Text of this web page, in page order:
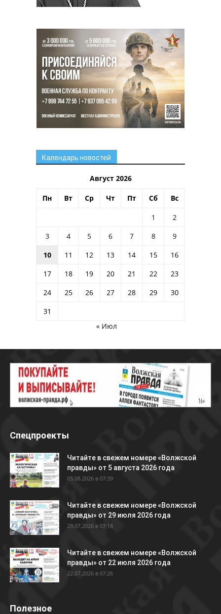
Календарь новостей
Август 2026
Пн Вт Ср Чт Пт Сб Вс
1
2
3
4 5 6 7 8
9
10
11 12 13 14 15
16
17
18 19 20 21 22
23
24
25 26 27 28 29
30
31
« Июл
Спецпроекты
Читайте в свежем номере «Волжской
правды» от 5 августа 2026 года
05.08.2026 в 07:39
Читайте в свежем номере «Волжской
правды» от 29 июля 2026 года
29.07.2026 в 07:18
Читайте в свежем номере «Волжской
правды» от 22 июля 2026 года
22.07.2026 в 07:26
Полезное